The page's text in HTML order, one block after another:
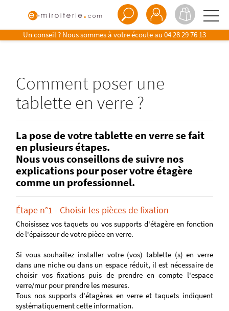
Un conseil ? Nous sommes à votre écoute au 04 28 29 76 13
Comment poser une
tablette en verre ?
La pose de votre tablette en verre se fait
en plusieurs étapes.
Nous vous conseillons de suivre nos
explications pour poser votre étagère
comme un professionnel.
Étape n°1 - Choisir les pièces de fixation
Choisissez vos taquets ou vos supports d'étagère en fonction
de l'épaisseur de votre pièce en verre.
Si vous souhaitez installer votre (vos) tablette (s) en verre
dans une niche ou dans un espace réduit, il est nécessaire de
choisir vos fixations puis de prendre en compte l'espace
verre/mur pour prendre les mesures.
Tous nos supports d'étagères en verre et taquets indiquent
systématiquement cette information.